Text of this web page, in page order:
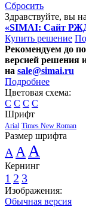
Сбросить
Здравствуйте, вы
«SIMAI: Сайт
Купить решение
Рекомендуем до
версией решения
на sale@simai.ru
Подробнее
Цветовая схема:
C C C C
Шрифт
Arial Times New Roman
Размер шрифта
A AA
Кернинг
1 2 3
Изображения:
Обычная версия